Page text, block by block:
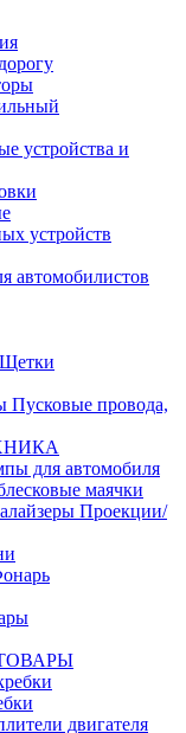
устройства и
устройств
автомобилистов
Щетки
Пусковые провода,
для автомобиля
маячки
Проекции/
двигателя